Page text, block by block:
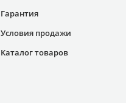
Гарантия
Условия продажи
Каталог товаров